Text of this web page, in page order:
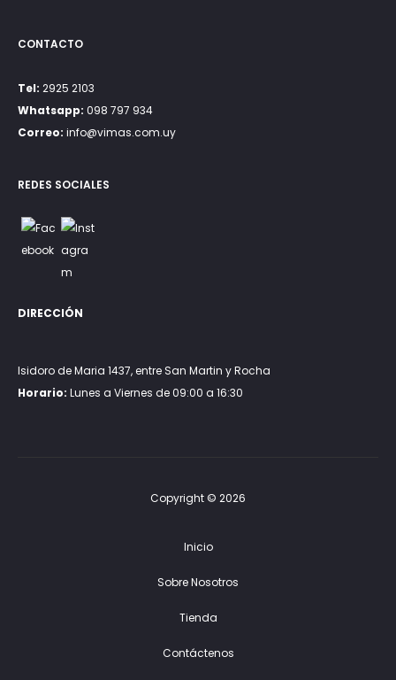
CONTACTO
Tel: 2925 2103
Whatsapp: 098 797 934
Correo: info@vimas.com.uy
REDES SOCIALES
DIRECCIÓN
Isidoro de Maria 1437, entre San Martin y Rocha
Horario: Lunes a Viernes de 09:00 a 16:30
Copyright © 2026
Inicio
Sobre Nosotros
Tienda
Contáctenos